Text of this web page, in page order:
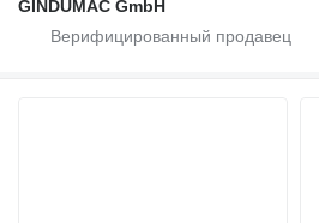
GINDUMAC GmbH